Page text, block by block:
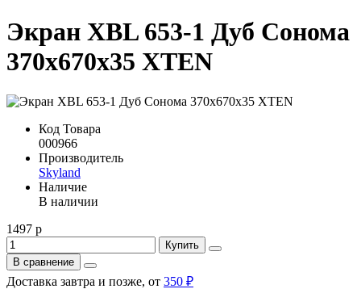
Экран XBL 653-1 Дуб Сонома
370х670х35 XTEN
Код Товара
000966
Производитель
Skyland
Наличие
В наличии
1497 р
Купить
В сравнение
Доставка завтра и позже, от 350 ₽